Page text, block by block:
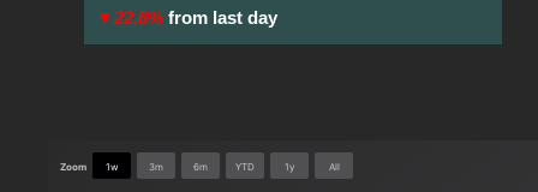
▼22.8% from last day
Zoom 1w 3m 6m YTD 1y All